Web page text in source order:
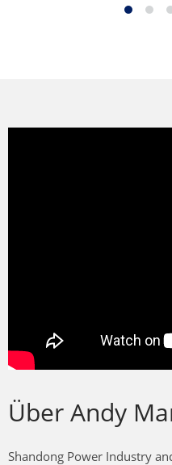
Über Andy
Shandong Power Industry